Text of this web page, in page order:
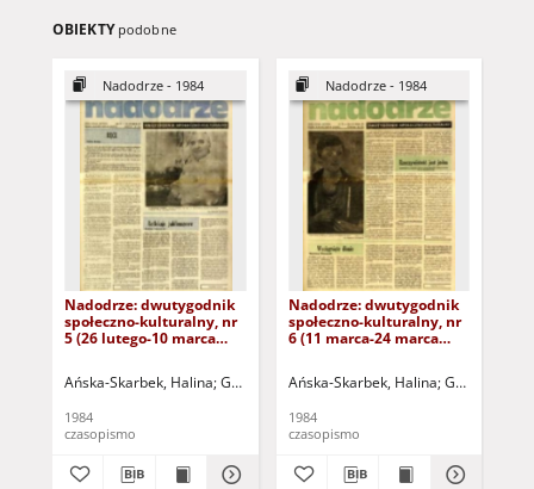
OBIEKTY podobne
Nadodrze - 1984
Nadodrze: dwutygodnik
społeczno-kulturalny, nr
5 (26 lutego-10 marca
Ańska-Skarbek, Halina Grabowska, Lucyna Grochomalski, Piotr
1984
czasopismo
Nadodrze - 1984
Nadodrze: dwutygodnik
społeczno-kulturalny, nr
6 (11 marca-24 marca
Ańska-Skarbek, Halina Grabowska,
1984
czasopismo